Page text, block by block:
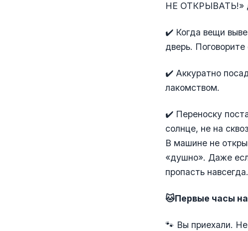
НЕ ОТКРЫВАТЬ!»
✔️ Когда вещи
дверь.
✔️ Аккуратно
лакомством.
✔️ Переноску
солнце, не на
В машине не
«душно». Даже
пропасть навсегда.
🐱Первые часы
🐾 Вы приехали.